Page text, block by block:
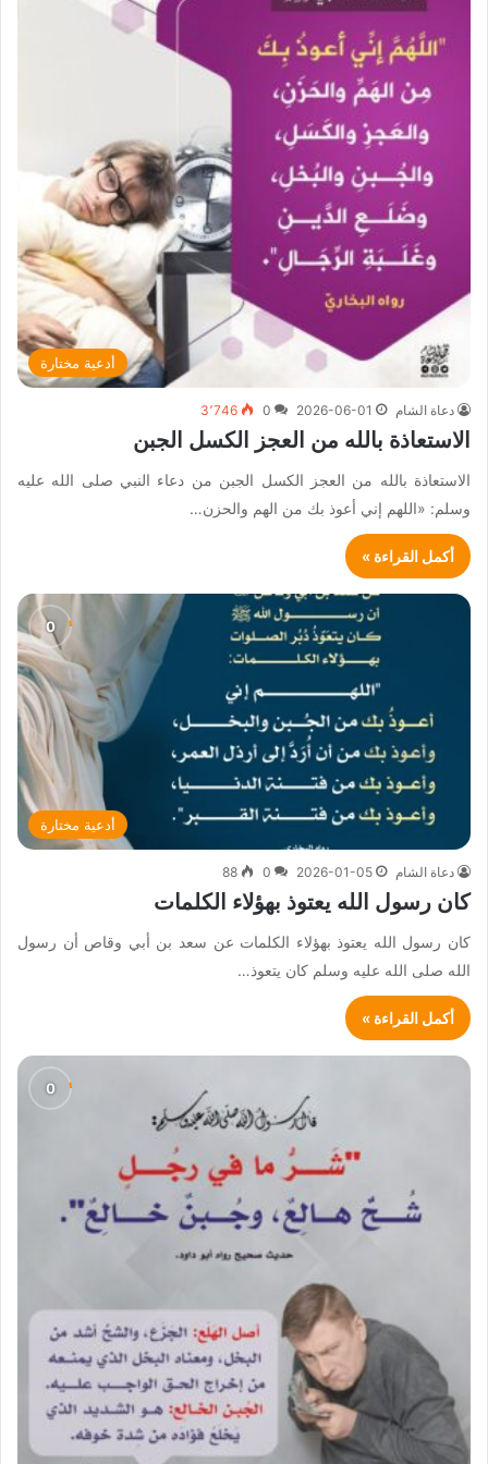
أدعية مختارة
دعاة الشام 2026-06-01
0 3٬746
الاستعاذة بالله من العجز الكسل الجبن
الاستعاذة بالله من العجز الكسل الجبن من دعاء النبي صلى الله عليه
وسلم: «اللهم إني أعوذ بك من الهم والحزن…
أكمل القراءة »
أدعية مختارة
دعاة الشام 2026-01-05
0
88
كان رسول الله يعتوذ بهؤلاء الكلمات
كان رسول الله يعتوذ بهؤلاء الكلمات عن سعد بن أبي وقاص أن رسول
الله صلى الله عليه وسلم كان يتعوذ…
أكمل القراءة »